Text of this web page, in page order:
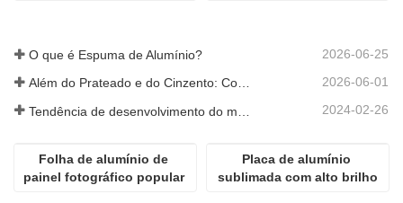
O que é Espuma de Alumínio? 2026-06-25
Além do Prateado e do Cinzento: Como as Cores Personalizadas Desbloqueiam Infinitas Possibilidades para a Espuma de Alumínio 2026-06-01
2024-02-26
Folha de alumínio de
painel fotográfico popular
Placa de alumínio
sublimada com alto brilho